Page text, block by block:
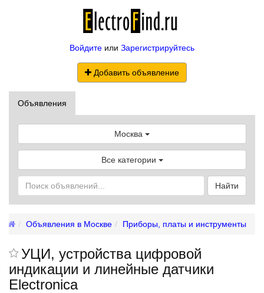
Войдите или Зарегистрируйтесь
Добавить объявление
Объявления
Москва
Все категории
Найти
Объявления в Москве Приборы, платы и инструменты
УЦИ, устройства цифровой
индикации и линейные датчики
Electronica